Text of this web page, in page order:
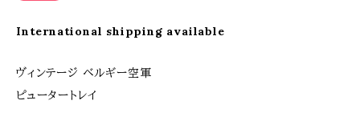
International shipping available
ヴィンテージ ベルギー空軍
ピュータートレイ